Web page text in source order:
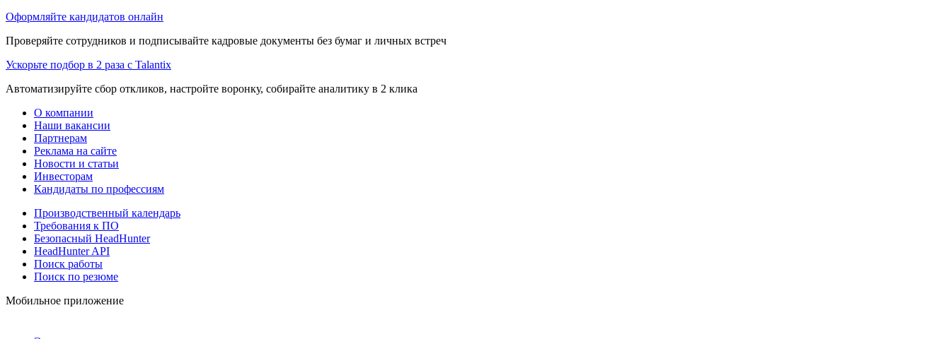
Оформляйте кандидатов онлайн
Проверяйте сотрудников и подписывайте кадровые документы без бумаг и личных встреч
Ускорьте подбор в 2 раза с Talantix
Автоматизируйте сбор откликов, настройте воронку, собирайте аналитику в 2 клика
О компании
Наши вакансии
Партнерам
Реклама на сайте
Новости и статьи
Инвесторам
Кандидаты по профессиям
Производственный календарь
Требования к ПО
Безопасный HeadHunter
HeadHunter API
Поиск работы
Поиск по резюме
Мобильное приложение